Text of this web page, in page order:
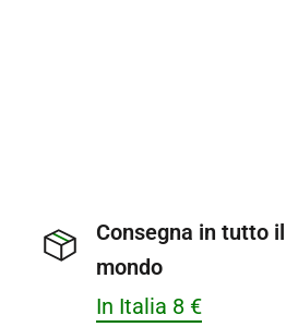
Consegna in tutto il
mondo
In Italia 8 €